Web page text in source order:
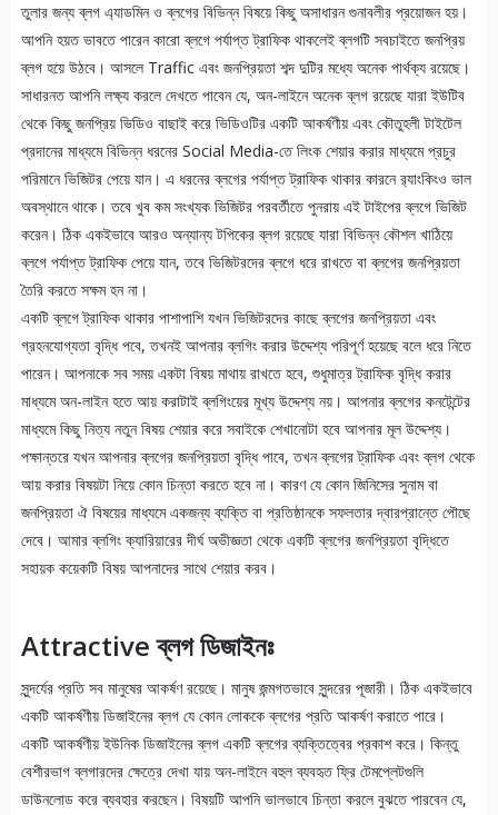
তুলার জন্য ব্লগ এ্যাডমিন ও ব্লগের বিভিন্ন বিষয়ে কিছু অসাধারন গুনাবলীর প্রয়োজন হয়।
আপনি হয়ত ভাবতে পারেন কারো ব্লগে পর্যাপ্ত ট্রাফিক থাকলেই ব্লগটি সবচাইতে জনপ্রিয়
ব্লগ হয়ে উঠবে। আসলে Traffic এবং জনপ্রিয়তা শব্দ দুটির মধ্যে অনেক পার্থক্য রয়েছে।
সাধারনত আপনি লক্ষ্য করলে দেখতে পাবেন যে, অন-লাইনে অনেক ব্লগ রয়েছে যারা ইউটিব
থেকে কিছু জনপ্রিয় ভিডিও বাছাই করে ভিডিওটির একটি আকর্ষণীয় এবং কৌতুহলী টাইটেল
প্রদানের মাধ্যমে বিভিন্ন ধরনের Social Media-তে লিংক শেয়ার করার মাধ্যমে প্রচুর
পরিমানে ভিজিটর পেয়ে যান। এ ধরনের ব্লগের পর্যাপ্ত ট্রাফিক থাকার কারনে র‌্যাংকিংও ভাল
অবস্থানে থাকে। তবে খুব কম সংখ্যক ভিজিটর পরবর্তীতে পুনরায় এই টাইপের ব্লগে ভিজিট
করেন। ঠিক একইভাবে আরও অন্যান্য টপিকের ব্লগ রয়েছে যারা বিভিন্ন কৌশল খাঠিয়ে
ব্লগে পর্যাপ্ত ট্রাফিক পেয়ে যান, তবে ভিজিটরদের ব্লগে ধরে রাখতে বা ব্লগের জনপ্রিয়তা
তৈরি করতে সক্ষম হন না।
একটি ব্লগে ট্রাফিক থাকার পাশাপাশি যখন ভিজিটরদের কাছে ব্লগের জনপ্রিয়তা এবং
গ্রহনযোগ্যতা বৃদ্ধি পবে, তখনই আপনার ব্লগিং করার উদ্দেশ্য পরিপূর্ণ হয়েছে বলে ধরে নিতে
পারেন। আপনাকে সব সময় একটা বিষয় মাথায় রাখতে হবে, শুধুমাত্র ট্রাফিক বৃদ্ধি করার
মাধ্যমে অন-লাইন হতে আয় করাটাই ব্লগিংয়ের মূখ্য উদ্দেশ্য নয়। আপনার ব্লগের কনটেন্টের
মাধ্যমে কিছু নিত্য নতুন বিষয় শেয়ার করে সবাইকে শেখানোটা হবে আপনার মূল উদ্দেশ্য।
পক্ষান্তরে যখন আপনার ব্লগের জনপ্রিয়তা বৃদ্ধি পাবে, তখন ব্লগের ট্রাফিক এবং ব্লগ থেকে
আয় করার বিষয়টা নিয়ে কোন চিন্তা করতে হবে না। কারণ যে কোন জিনিসের সুনাম বা
জনপ্রিয়তা ঐ বিষয়ের মাধ্যমে একজন্য ব্যক্তি বা প্রতিষ্ঠানকে সফলতার দ্বারপ্রান্তে পৌছে
দেবে। আমার ব্লগিং ক্যারিয়ারের দীর্ঘ অভীজ্ঞতা থেকে একটি ব্লগের জনপ্রিয়তা বৃদ্ধিতে
সহায়ক কয়েকটি বিষয় আপনাদের সাথে শেয়ার করব।
Attractive ব্লগ ডিজাইনঃ
সুন্দর্যের প্রতি সব মানুষের আকর্ষণ রয়েছে। মানুষ জন্মগতভাবে সুন্দরের পূজারী। ঠিক একইভাবে
একটি আকর্ষণীয় ডিজাইনের ব্লগ যে কোন লোককে ব্লগের প্রতি আকর্ষণ করাতে পারে।
একটি আকর্ষণীয় ইউনিক ডিজাইনের ব্লগ একটি ব্লগের ব্যক্তিত্বের প্রকাশ করে। কিন্তু
বেশীরভাগ ব্লগারদের ক্ষেত্রে দেখা যায় অন-লাইনে বহুল ব্যবহৃত ফ্রি টেমপ্লেটগুলি
ডাউনলোড করে ব্যবহার করছেন। বিষয়টি আপনি ভালভাবে চিন্তা করলে বুঝতে পারবেন যে,